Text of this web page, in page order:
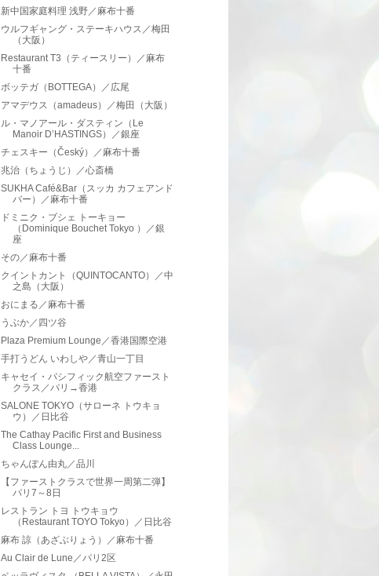
新中国家庭料理 浅野／麻布十番
ウルフギャング・ステーキハウス／梅田
（大阪）
Restaurant T3（ティースリー）／麻布
十番
ボッテガ（BOTTEGA）／広尾
アマデウス（amadeus）／梅田（大阪）
ル・マノアール・ダスティン（Le
Manoir D’HASTINGS）／銀座
チェスキー（Český）／麻布十番
兆治（ちょうじ）／心斎橋
SUKHA Café&Bar（スッカ カフェアンド
バー）／麻布十番
ドミニク・ブシェ トーキョー
（Dominique Bouchet Tokyo ）／銀
座
その／麻布十番
クイントカント（QUINTOCANTO）／中
之島（大阪）
おにまる／麻布十番
うぶか／四ツ谷
Plaza Premium Lounge／香港国際空港
手打うどん いわしや／青山一丁目
キャセイ・パシフィック航空ファースト
クラス／パリ→香港
SALONE TOKYO（サローネ トウキョ
ウ）／日比谷
The Cathay Pacific First and Business
Class Lounge...
ちゃんぽん由丸／品川
【ファーストクラスで世界一周第二弾】
パリ7～8日
レストラン トヨ トウキョウ
（Restaurant TOYO Tokyo）／日比谷
麻布 諒（あざぶりょう）／麻布十番
Au Clair de Lune／パリ2区